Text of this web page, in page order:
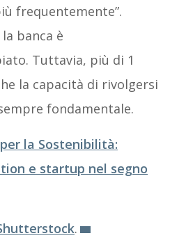
frequentemente”.
banca è
Tuttavia, più di 1
la capacità di rivolgersi
fondamentale.
la Sostenibilità:
e startup nel segno
.